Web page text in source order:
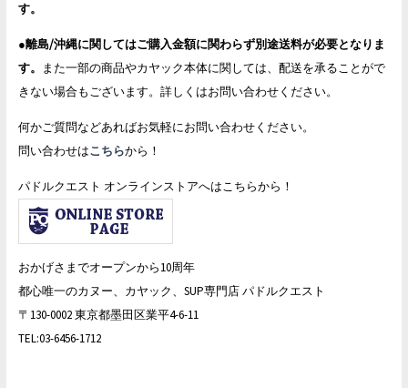
す。
●離島/沖縄に関してはご購入金額に関わらず別途送料が必要となりま
す。 また一部の商品やカヤック本体に関しては、配送を承ることがで
きない場合もございます。詳しくはお問い合わせください。
何かご質問などあればお気軽にお問い合わせください。
問い合わせはこちらから！
パドルクエスト オンラインストアへはこちらから！
おかげさまでオープンから10周年
都心唯一のカヌー、カヤック、SUP専門店 パドルクエスト
〒130-0002 東京都墨田区業平4-6-11
TEL:03-6456-1712